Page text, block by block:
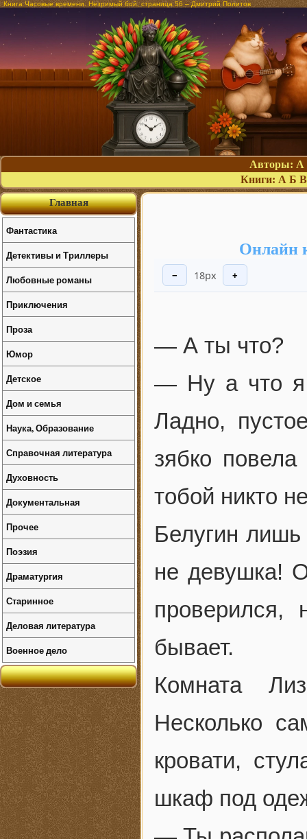
Книга Часовые времени. Незримый бой, страница 56 – Дмитрий Политов
Авторы: А
Книги: А Б В
Онлайн
− 18px +
— А ты что?
— Ну а что я
Ладно,
зябко
тобой никто
Белугин лишь
не девушка!
бывает.
Комната
Несколько
кровати,
шкаф под
Главная
Фантастика
Детективы и Триллеры
Любовные романы
Приключения
Проза
Юмор
Детское
Дом и семья
Наука, Образование
Справочная литература
Духовность
Документальная
Прочее
Поэзия
Драматургия
Старинное
Деловая литература
Военное дело